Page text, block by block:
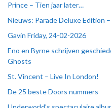
Prince – Tien jaar later…
Nieuws: Parade Deluxe Edition
Gavin Friday, 24-02-2026
Eno en Byrne schrijven
Ghosts
St. Vincent – Live In London!
De 25 beste Doors nummers